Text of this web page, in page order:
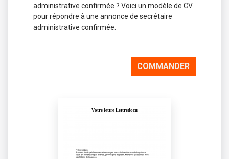
administrative confirmée ? Voici un modèle de CV
pour répondre à une annonce de secrétaire
administrative confirmée.
COMMANDER